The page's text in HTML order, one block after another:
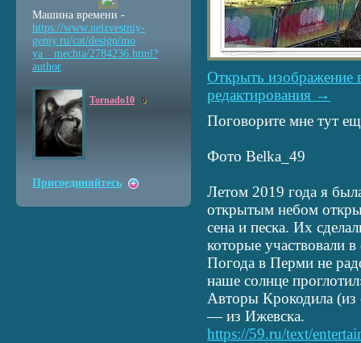
Открыть изображение
редактирования →
Поговорите мне тут
Фото Belka_49
Летом 2019 года я
открытым небом
сена и песка. Их
которые участвовали
Погода в Перми не
наше солнце
Авторы Крокодила
— из Ижевска.
https://59.ru/text/
Машина времени -
https://www.neizvestniy-
geniy.ru/cat/design/mo
ya__mechta/2784236.html ?
author
Tornado10 9
Присоединяйтесь